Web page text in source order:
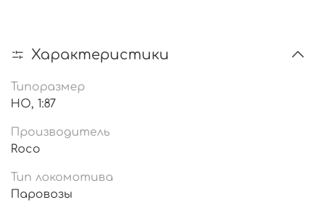
Характеристики
Типоразмер
HO, 1:87
Производитель
Roco
Тип локомотива
Паровозы